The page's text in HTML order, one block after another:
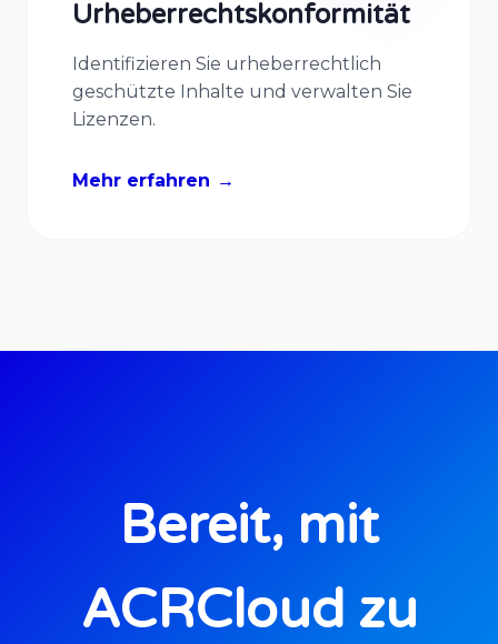
Urheberrechtskonformität
Identifizieren Sie urheberrechtlich
geschützte Inhalte und verwalten Sie
Lizenzen.
Mehr erfahren
Bereit, mit
ACRCloud zu